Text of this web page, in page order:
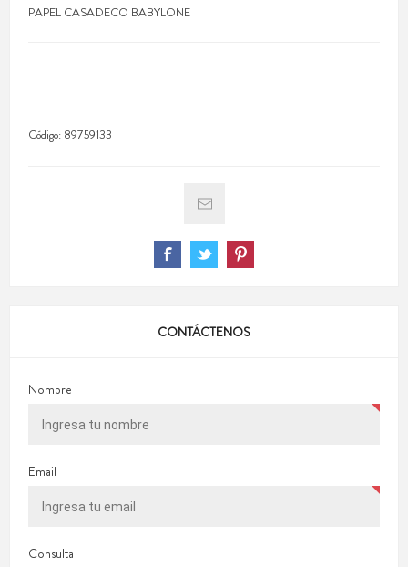
PAPEL CASADECO BABYLONE
Código: 89759133
CONTÁCTENOS
Nombre
Email
Consulta